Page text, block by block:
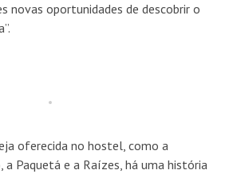
novas oportunidades de descobrir o
oferecida no hostel, como a
a Paquetá e a Raízes, há uma história